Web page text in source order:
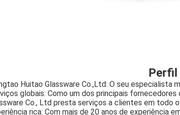
Perfil
Huitao Glassware Co.,Ltd: O seu especialista
globais: Como um dos principais
Co., Ltd presta serviços a clientes em todo o
rica: Com mais de 20 anos de experiência